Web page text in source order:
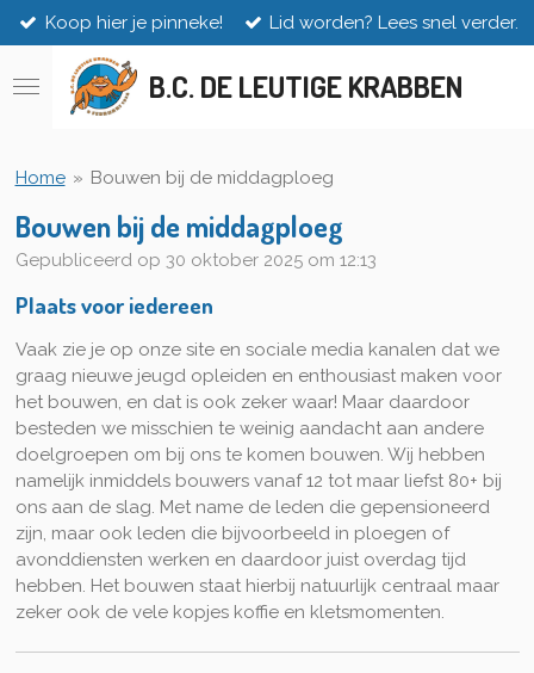
Ga
direct
naar
B.C. DE LEUTIGE KRABBEN
Koop hier je pinneke! Lid worden? Lees snel verder.
Home » Bouwen bij de middagploeg
Bouwen bij de middagploeg
Gepubliceerd op 30 oktober 2025 om 12:13
Plaats voor iedereen
Vaak zie je op onze site en sociale media kanalen dat we
graag nieuwe jeugd opleiden en enthousiast maken voor
het bouwen, en dat is ook zeker waar! Maar daardoor
besteden we misschien te weinig aandacht aan andere
doelgroepen om bij ons te komen bouwen. Wij hebben
namelijk inmiddels bouwers vanaf 12 tot maar liefst 80+ bij
ons aan de slag. Met name de leden die gepensioneerd
zijn, maar ook leden die bijvoorbeeld in ploegen of
avonddiensten werken en daardoor juist overdag tijd
hebben. Het bouwen staat hierbij natuurlijk centraal maar
zeker ook de vele kopjes koffie en kletsmomenten.